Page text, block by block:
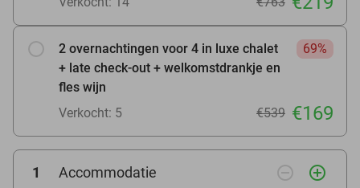
2 overnachtingen voor 4 in luxe chalet
+ late check-out + welkomstdrankje en
fles wijn
69%
Verkocht: 5 €539 €169
1 Accommodatie remove_circle_outline add_circle_outline